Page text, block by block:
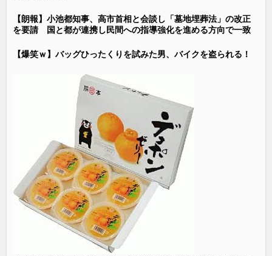
【朗報】小池都知事、高市首相と会談し「墓地埋葬法」の改正
を要請 国と都が連携し民間への指導強化を進める方向で一致
【爆笑ｗ】バッグひったくりを試みた男、バイクを盗られる！